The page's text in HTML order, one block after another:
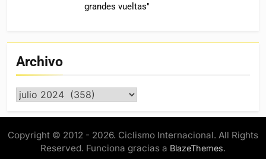
grandes vueltas"
Archivo
Archivo
Copyright © 2012 - 2026. Ciclismo Internacional. All Rights
Reserved. Funciona gracias a BlazeThemes.